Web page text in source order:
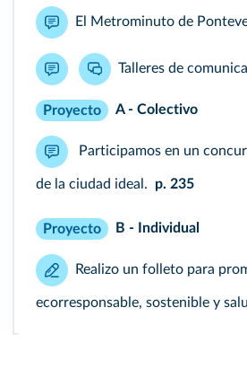
El Metrominuto de
Talleres de
Proyecto A - Colectivo
Participamos en un
de la ciudad ideal. p. 235
Proyecto B - Individual
Realizo un folleto para
ecorresponsable, sostenible y